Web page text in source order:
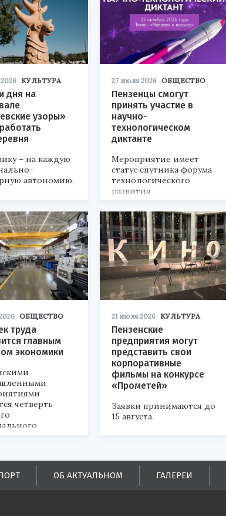
КУЛЬТУРА
дня на
узоры»
– на каждую
автономию.
27 июля 2026 ОБЩЕСТВО
Пензенцы смогут
принять участие в
научно-
технологическом
диктанте
Мероприятие имеет
статус спутника форума
технологического
развития
«Технопром-2026».
ОБЩЕСТВО
труда
главным
экономики
четверть
и
в
всех уровней.
21 июля 2026 КУЛЬТУРА
Пензенские
предприятия могут
представить свои
корпоративные
фильмы на конкурсе
«Прометей»
Заявки принимаются до
15 августа.
ОБ АКТУАЛЬНОМ ГАЛЕРЕИ